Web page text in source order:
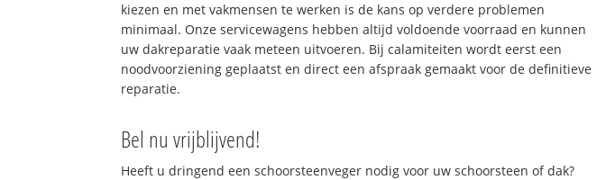
kiezen en met vakmensen te werken is de kans op verdere problemen
minimaal. Onze servicewagens hebben altijd voldoende voorraad en kunnen
uw dakreparatie vaak meteen uitvoeren. Bij calamiteiten wordt eerst een
noodvoorziening geplaatst en direct een afspraak gemaakt voor de definitieve
reparatie.
Bel nu vrijblijvend!
Heeft u dringend een schoorsteenveger nodig voor uw schoorsteen of dak?